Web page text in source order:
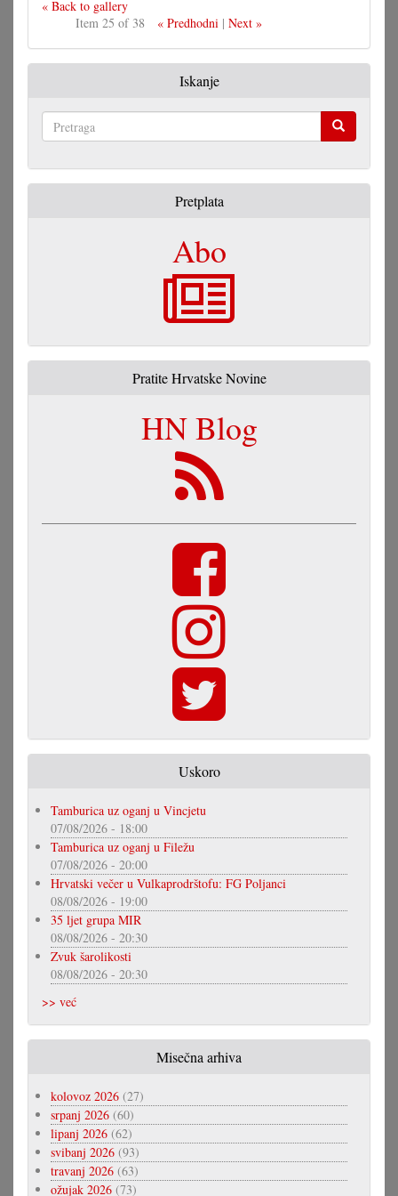
« Back to gallery
Item 25 of 38
« Predhodni| Next »
Iskanje
Pretplata
Abo
Pratite Hrvatske Novine
HN Blog
Uskoro
Tamburica uz oganj u Vincjetu
07/08/2026 - 18:00
Tamburica uz oganj u Filežu
07/08/2026 - 20:00
Hrvatski večer u Vulkaprodrštofu: FG Poljanci
08/08/2026 - 19:00
35 ljet grupa MIR
08/08/2026 - 20:30
Zvuk šarolikosti
08/08/2026 - 20:30
>> već
Misečna arhiva
kolovoz 2026 (27)
srpanj 2026 (60)
lipanj 2026 (62)
svibanj 2026 (93)
travanj 2026 (63)
ožujak 2026 (73)